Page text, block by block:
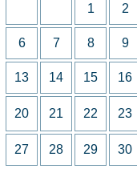
1 2
6 7 8 9
13 14 15 16
20 21 22 23
27 28 29 30